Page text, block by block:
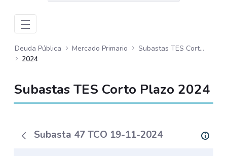
Deuda Pública Mercado Primario
Subastas TES Corto Plazo
2024
Subastas TES Corto Plazo 2024
Subasta 47 TCO 19-11-2024